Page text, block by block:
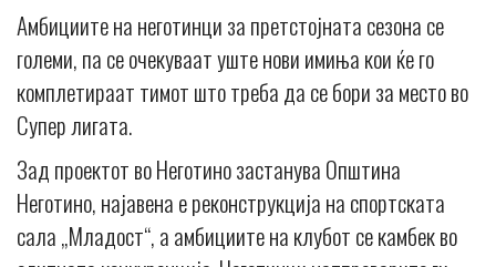
Амбициите на неготинци за претстојната сезона се
големи, па се очекуваат уште нови имиња кои ќе го
комплетираат тимот што треба да се бори за место во
Супер лигата.
Зад проектот во Неготино застанува Општина
Неготино, најавена е реконструкција на спортската
сала „Младост“, а амбициите на клубот се камбек во